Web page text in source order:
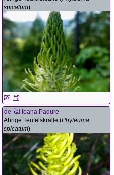
spicatum)
de
Ioana Padure
Ährige Teufelskralle (Phyteuma
spicatum)